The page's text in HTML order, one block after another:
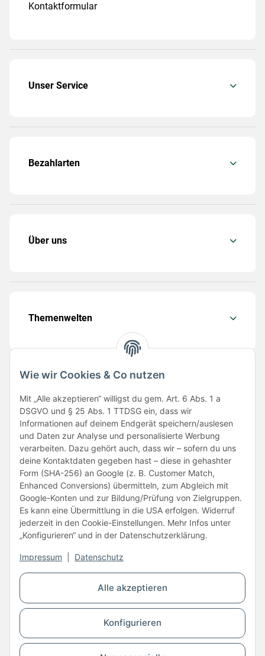
Alle akzeptieren
Konfigurieren
Wie wir Cookies & Co nutzen
Mit „Alle akzeptieren“ willigst du gem. Art. 6 Abs. 1 a
DSGVO und § 25 Abs. 1 TTDSG ein, dass wir
Informationen auf deinem Endgerät speichern/auslesen
und Daten zur Analyse und personalisierte Werbung
verarbeiten. Dazu gehört auch, dass wir – sofern du uns
deine Kontaktdaten gegeben hast – diese in gehashter
Form (SHA-256) an Google (z. B. Customer Match,
Enhanced Conversions) übermitteln, zum Abgleich mit
Google-Konten und zur Bildung/Prüfung von Zielgruppen.
Es kann eine Übermittlung in die USA erfolgen. Widerruf
jederzeit in den Cookie-Einstellungen. Mehr Infos unter
„Konfigurieren“ und in der Datenschutzerklärung.
Impressum Datenschutz
Kontaktformular
Unser Service
Bezahlarten
Über uns
Themenwelten
Folge uns
Unsere Partner
Vertrag widerrufen
* Alle Preise inkl. gesetzlicher USt., zzgl.Versand
© Copyright © 2026 www.kartons24.de
BB-Verpackungen GmbH
- Brendelweg 167, 27755 Delmenhorst - Telefon:
+49 (0)4221 42165 30